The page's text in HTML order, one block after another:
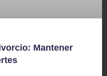
Mantener